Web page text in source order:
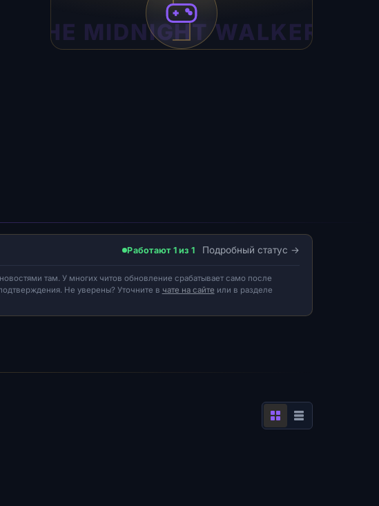
THE MIDNIGHT WALKERS
Работают 1 из 1 Подробный статус
там. У многих читов обновление срабатывает само после
Не уверены? Уточните в чате на сайте или в разделе